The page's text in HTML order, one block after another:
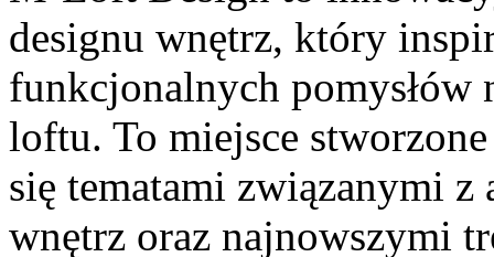
designu wnętrz, który
funkcjonalnych pomysłów
loftu. To miejsce
się tematami związanymi z
wnętrz oraz najnowszymi